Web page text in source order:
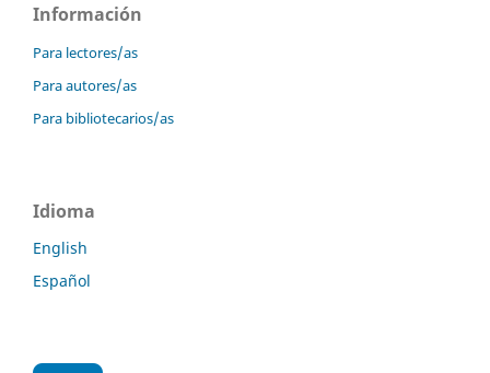
Información
Para lectores/as
Para autores/as
Para bibliotecarios/as
Idioma
English
Español